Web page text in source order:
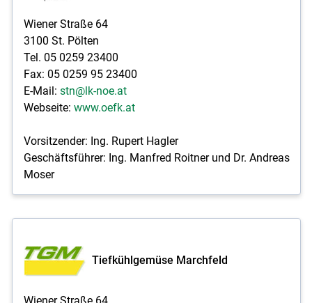
Wiener Straße 64
3100 St. Pölten
Tel. 05 0259 23400
Fax: 05 0259 95 23400
E-Mail: stn@lk-noe.at
Webseite: www.oefk.at
Vorsitzender: Ing. Rupert Hagler
Geschäftsführer: Ing. Manfred Roitner und Dr. Andreas
Moser
Tiefkühlgemüse Marchfeld